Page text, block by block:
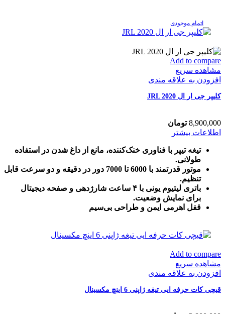
اتمام موجودی
Add to compare
مشاهده سریع
افزودن به علاقه مندی
کلیپر جی ار ال JRL 2020
8,900,000 تومان
اطلاعات بیشتر
تیغه تیپر با فناوری خنک‌کننده، مانع از داغ شدن در استفاده
طولانی.
موتور قدرتمند با 6000 تا 7000 دور در دقیقه و دو سرعت قابل
تنظیم.
باتری لیتیوم یونی با ۴ ساعت شارژدهی و صفحه دیجیتال
برای نمایش وضعیت.
قفل اهرمی ایمن و طراحی بی‌سیم
Add to compare
مشاهده سریع
افزودن به علاقه مندی
قیچی کات حرفه ایی تیغه ژاپنی 6 اینچ مکسینال